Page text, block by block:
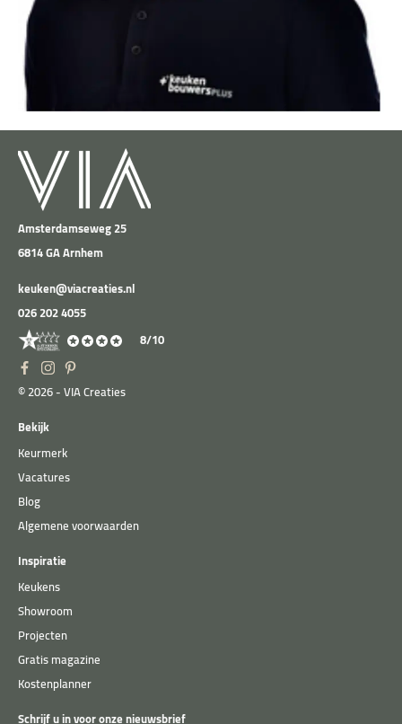
Amsterdamseweg 25
6814 GA Arnhem
keuken@viacreaties.nl
026 202 4055
8/10
© 2026 - VIA Creaties
Bekijk
Keurmerk
Vacatures
Blog
Algemene voorwaarden
Inspiratie
Keukens
Showroom
Projecten
Gratis magazine
Kostenplanner
Schrijf u in voor onze nieuwsbrief